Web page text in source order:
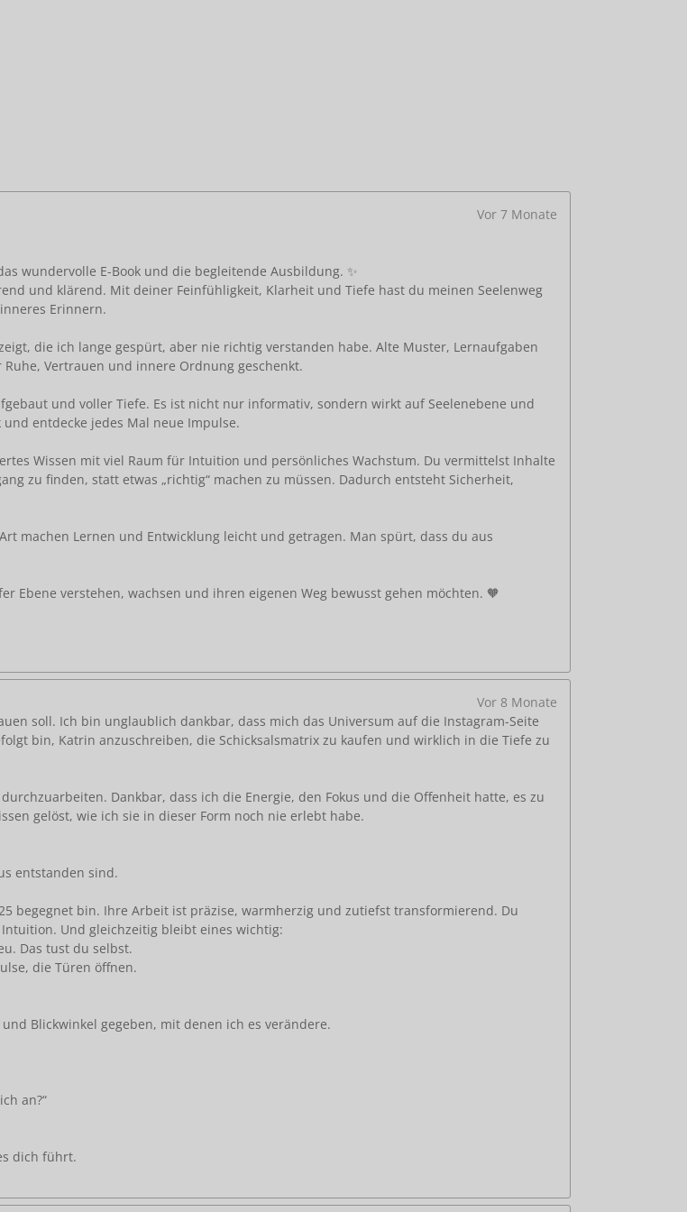
Vor 7 Monate
wundervolle E-Book und die begleitende Ausbildung. ✨
und klärend. Mit deiner Feinfühligkeit, Klarheit und Tiefe hast du meinen Seelenweg
Erinnern.
die ich lange gespürt, aber nie richtig verstanden habe. Alte Muster, Lernaufgaben
Vertrauen und innere Ordnung geschenkt.
und voller Tiefe. Es ist nicht nur informativ, sondern wirkt auf Seelenebene und
entdecke jedes Mal neue Impulse.
Wissen mit viel Raum für Intuition und persönliches Wachstum. Du vermittelst Inhalte
zu finden, statt etwas „richtig“ machen zu müssen. Dadurch entsteht Sicherheit,
machen Lernen und Entwicklung leicht und getragen. Man spürt, dass du aus
Ebene verstehen, wachsen und ihren eigenen Weg bewusst gehen möchten. 🧡
Vor 8 Monate
soll. Ich bin unglaublich dankbar, dass mich das Universum auf die Instagram-Seite
bin, Katrin anzuschreiben, die Schicksalsmatrix zu kaufen und wirklich in die Tiefe zu
Dankbar, dass ich die Energie, den Fokus und die Offenheit hatte, es zu
gelöst, wie ich sie in dieser Form noch nie erlebt habe.
entstanden sind.
begegnet bin. Ihre Arbeit ist präzise, warmherzig und zutiefst transformierend. Du
Und gleichzeitig bleibt eines wichtig:
Das tust du selbst.
die Türen öffnen.
Blickwinkel gegeben, mit denen ich es verändere.
an?“
dich führt.